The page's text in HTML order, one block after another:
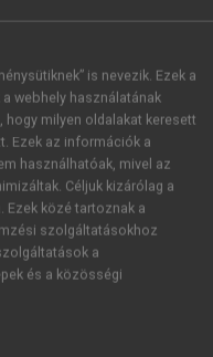
egyelőre még
hogy
tudású emberek
idegen nyelveket,
szellemileg
koponyából
bemutatás
is nevezik. Ezek a
webhely használatának
milyen oldalakat keresett
Ezek az információk a
használhatóak, mivel az
Céljuk kizárólag a
közé tartoznak a
szolgáltatásokhoz
a
és a közösségi